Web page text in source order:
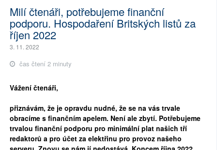
Milí čtenáři, potřebujeme finanční
podporu. Hospodaření Britských listů za
říjen 2022
3. 11. 2022
čas čtení 2 minuty
Vážení čtenáři,
přiznávám, že je opravdu nudné, že se na vás trvale
obracíme s finančním apelem. Není ale zbytí. Potřebujeme
trvalou finanční podporu pro minimální plat našich tří
redaktorů a pro účet za elektřinu pro provoz našeho